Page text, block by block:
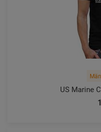
US Marine